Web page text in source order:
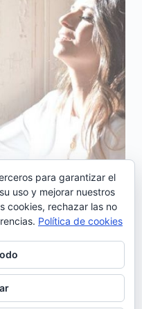
trabajo de
por Diogo
letra de esta
será el
para garantizar el
uso y mejorar nuestros
cookies, rechazar las no
Política de cookies